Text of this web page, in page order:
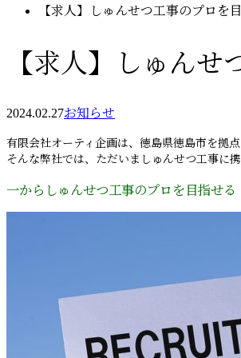
【求人】しゅんせつ工事のプロを
【求人】しゅんせ
2024.02.27お知らせ
有限会社オーティ企画は、徳島県徳島市を拠
そんな弊社では、ただいましゅんせつ工事に
一からしゅんせつ工事のプロを目指せる